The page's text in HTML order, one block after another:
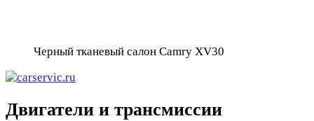
Черный тканевый салон Camry XV30
Двигатели и трансмиссии